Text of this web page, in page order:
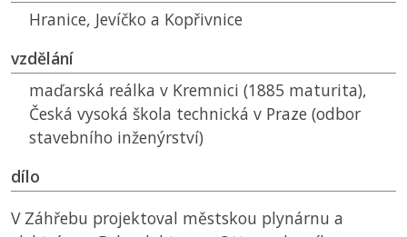
Hranice, Jevíčko a Kopřivnice
vzdělání
maďarská reálka v Kremnici (1885 maturita),
Česká vysoká škola technická v Praze (odbor
stavebního inženýrství)
dílo
V Záhřebu projektoval městskou plynárnu a